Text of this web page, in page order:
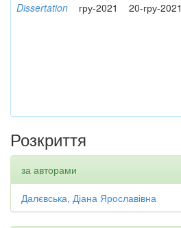
Dissertation гру-2021 20-гру-2021
Розкриття
за авторами
Далєвська, Діана Ярославівна